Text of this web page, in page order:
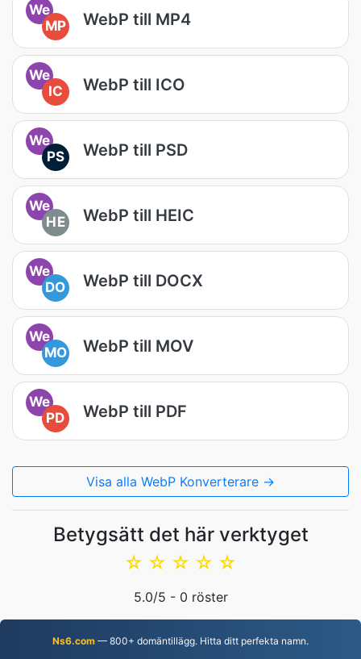
We
MP
WebP till MP4
We
IC
WebP till ICO
We
PS
WebP till PSD
We
HE
WebP till HEIC
We
DO
WebP till DOCX
We
MO
WebP till MOV
We
PD
WebP till PDF
Visa alla WebP Konverterare →
Betygsätt det här verktyget
☆
☆
☆
☆
☆
5.0/5 - 0 röster
Ns6.com — 800+ domäntillägg. Hitta ditt perfekta namn.